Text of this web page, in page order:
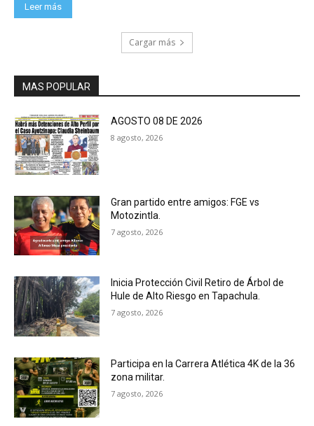
Leer más
Cargar más
MAS POPULAR
AGOSTO 08 DE 2026
8 agosto, 2026
Gran partido entre amigos: FGE vs
Motozintla.
7 agosto, 2026
Inicia Protección Civil Retiro de Árbol de
Hule de Alto Riesgo en Tapachula.
7 agosto, 2026
Participa en la Carrera Atlética 4K de la 36
zona militar.
7 agosto, 2026